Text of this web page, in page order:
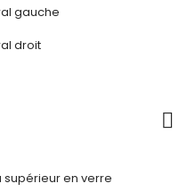
gauche
droit
en verre